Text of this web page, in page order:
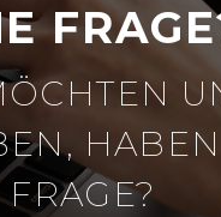
FRAGE?